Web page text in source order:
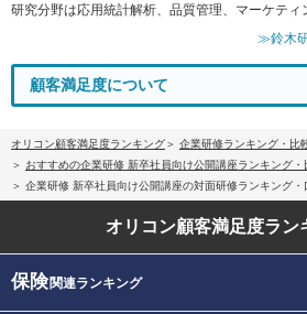
研究分野は応用統計解析、品質管理、マーケティ
≫鈴木
顧客満足度について
オリコン顧客満足度ランキング
企業研修ランキング・比
おすすめの企業研修 新卒社員向け公開講座ランキング・
企業研修 新卒社員向け公開講座の対面研修ランキング・
オリコン顧客満足度ラン
保険関連ランキング